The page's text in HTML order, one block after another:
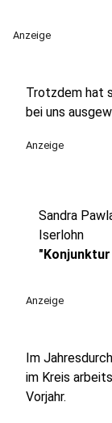
Anzeige
Trotzdem hat
bei uns
Anzeige
Sandra
Iserlohn
Anzeige
Im
im Kreis
Vorjahr.